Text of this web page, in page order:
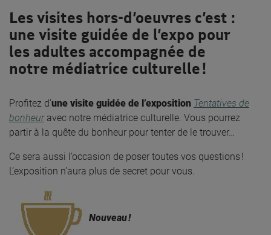
Les visites hors-d’oeuvres c’est :
une visite guidée de l’expo pour
les adultes accompagnée de
notre médiatrice culturelle !
Profitez d’une visite guidée de l’exposition Tentatives de
bonheuravec notre médiatrice culturelle. Vous pourrez
partir à la quête du bonheur pour tenter de le trouver…
Ce sera aussi l’occasion de poser toutes vos questions !
L’exposition n’aura plus de secret pour vous.
Nouveau !